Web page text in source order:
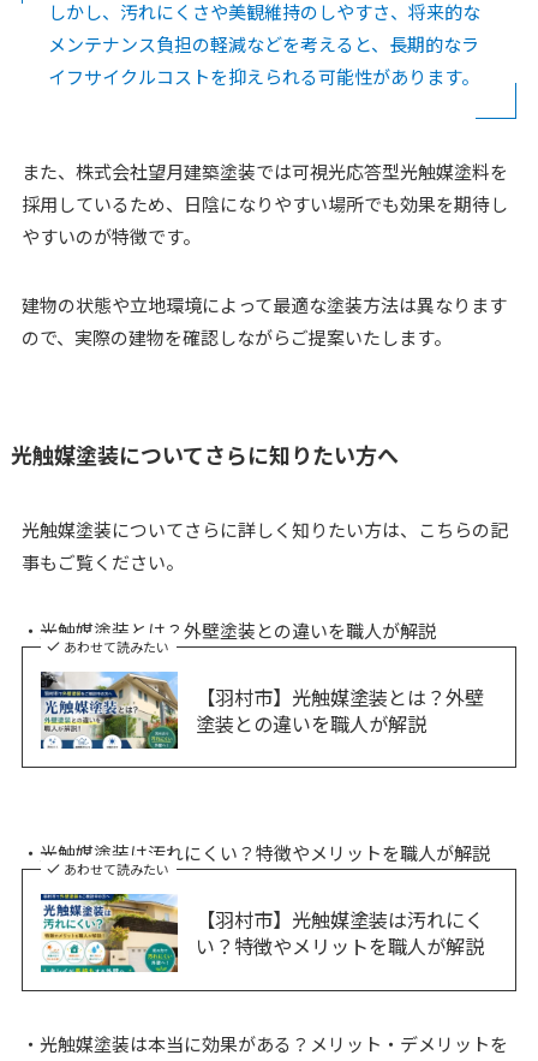
しかし、汚れにくさや美観維持のしやすさ、将来的な
メンテナンス負担の軽減などを考えると、長期的なラ
イフサイクルコストを抑えられる可能性があります。
また、株式会社望月建築塗装では可視光応答型光触媒塗料を
採用しているため、日陰になりやすい場所でも効果を期待し
やすいのが特徴です。
建物の状態や立地環境によって最適な塗装方法は異なります
ので、実際の建物を確認しながらご提案いたします。
光触媒塗装についてさらに知りたい方へ
光触媒塗装についてさらに詳しく知りたい方は、こちらの記
事もご覧ください。
・光触媒塗装とは？外壁塗装との違いを職人が解説
あわせて読みたい
【羽村市】光触媒塗装とは？外壁
塗装との違いを職人が解説
・光触媒塗装は汚れにくい？特徴やメリットを職人が解説
あわせて読みたい
【羽村市】光触媒塗装は汚れにく
い？特徴やメリットを職人が解説
・光触媒塗装は本当に効果がある？メリット・デメリットを